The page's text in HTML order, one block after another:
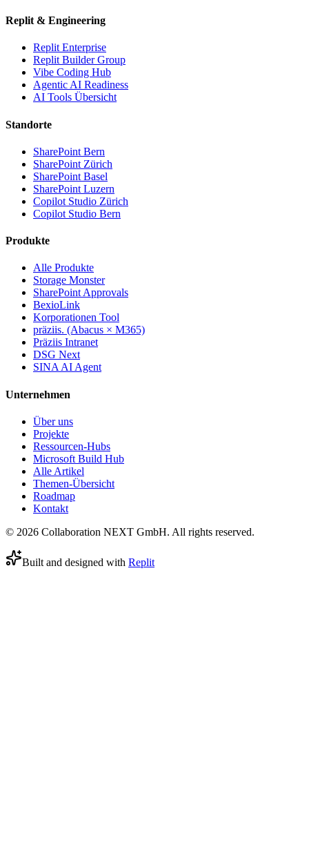
Replit & Engineering
Replit Enterprise
Replit Builder Group
Vibe Coding Hub
Agentic AI Readiness
AI Tools Übersicht
Standorte
SharePoint Bern
SharePoint Zürich
SharePoint Basel
SharePoint Luzern
Copilot Studio Zürich
Copilot Studio Bern
Produkte
Alle Produkte
Storage Monster
SharePoint Approvals
BexioLink
Korporationen Tool
präziis. (Abacus × M365)
Präziis Intranet
DSG Next
SINA AI Agent
Unternehmen
Über uns
Projekte
Ressourcen-Hubs
Microsoft Build Hub
Alle Artikel
Themen-Übersicht
Roadmap
Kontakt
© 2026 Collaboration NEXT GmbH. All rights reserved.
Built and designed with Replit